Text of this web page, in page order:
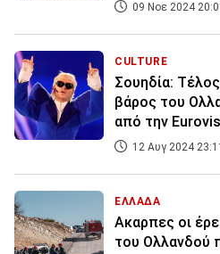
09 Νοε 2024
CULTURE
Σουηδία:
βάρος του
από την
12 Αυγ 2024
ΕΛΛΑΔΑ
Ακαρπες οι
του Ολλανδού